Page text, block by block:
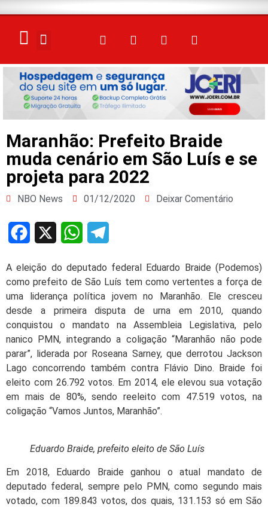
Maranhão: Prefeito Braide
muda cenário em São Luís e se
projeta para 2022
NBO News 01/12/2020 Deixar Comentário
Facebook WhatsApp
A eleição do deputado federal Eduardo Braide (Podemos)
como prefeito de São Luís tem como vertentes a força de
uma liderança política jovem no Maranhão. Ele cresceu
desde a primeira disputa de urna em 2010, quando
conquistou o mandato na Assembleia Legislativa, pelo
nanico PMN, integrando a coligação “Maranhão não pode
parar”, liderada por Roseana Sarney, que derrotou Jackson
Lago concorrendo também contra Flávio Dino. Braide foi
eleito com 26.792 votos. Em 2014, ele elevou sua votação
em mais de 80%, sendo reeleito com 47.519 votos, na
coligação “Vamos Juntos, Maranhão”.
Eduardo Braide, prefeito eleito de São Luís
Em 2018, Eduardo Braide ganhou o atual mandato de
deputado federal, sempre pelo PMN, como segundo mais
votado, com 189.843 votos, dos quais, 131.153 só em São